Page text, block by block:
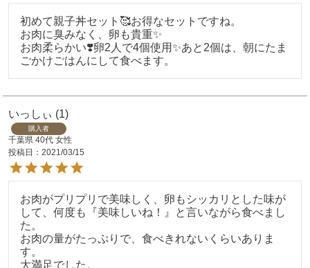
初めて親子丼セット🥰お得なセットですね。
お肉に臭みなく、卵も貴重✨
お肉柔らかい❣️卵2人で4個使用✨あと2個は、朝にたま
ごかけごはんにして食べます。
いっしぃ 1
購入者
千葉県 40代 女性
投稿日
2021/03/15
お肉がプリプリで美味しく、卵もシッカリとした味が
して、何度も『美味しいね！』と言いながら食べまし
た。
お肉の量がたっぷりで、食べきれないくらいありま
す。
大満足でした。